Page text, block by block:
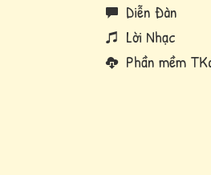
Diễn Đàn
Lời Nhạc
Phần mềm